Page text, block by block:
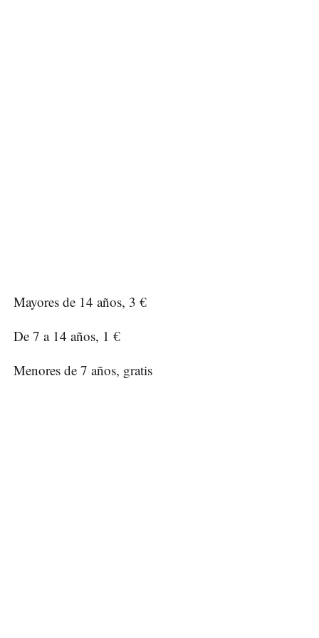
Mayores de 14 años, 3 €
De 7 a 14 años, 1 €
Menores de 7 años, gratis